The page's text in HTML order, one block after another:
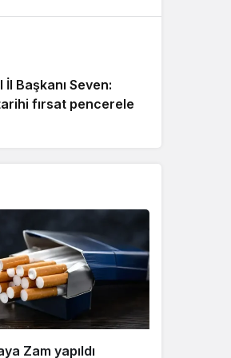
Başkanı Seven:
fırsat pencereleri
Zam yapıldı